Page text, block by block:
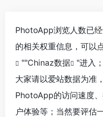
PhotoApp浏览人数已
的相关权重信息，可以
""Chinaz数据
"进入
大家请以爱站数据为准
PhotoApp的访问速度
户体验等；当然要评估